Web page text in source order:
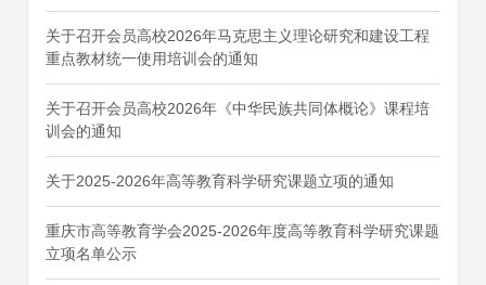
关于召开会员高校2026年马克思主义理论研究和建设工程
重点教材统一使用培训会的通知
关于召开会员高校2026年《中华民族共同体概论》课程培
训会的通知
关于2025-2026年高等教育科学研究课题立项的通知
重庆市高等教育学会2025-2026年度高等教育科学研究课题
立项名单公示